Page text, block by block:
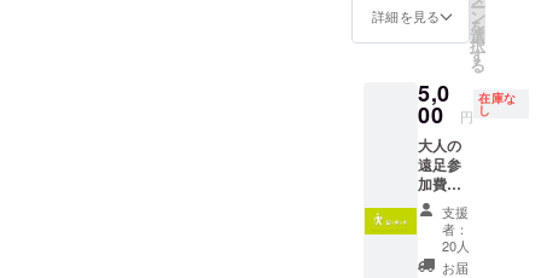
心して自己
せる魅力的
な足利を作
りたいと
願っていま
まずはワイ
ン用のブド
ウ苗木栽培
なる場
合もあ
らかじ
めご了
承くだ
さい。
酒販免
許取得
済
浅草〜
1,030円
定席料
金)
チャー
ターバ
スで遠
足開
始！ 宿
泊コー
スに
は、
の方は
ジナル
Myワイ
ン」の
苗木を
得る権
利が獲
得でき
ます。
ただ
し、苗
に、年
間２本
を新元
間、計
６本お
送りし
ます。
＊今回
のクラ
ウド
ファン
ディン
グ限定
詳細を見る ー
ン
を
選
択
す
る
5,0
00 円
在庫な
し
大人の
遠足参
加費
5,000円
（足利
までの
旅費は
支援
者：
20人
お届